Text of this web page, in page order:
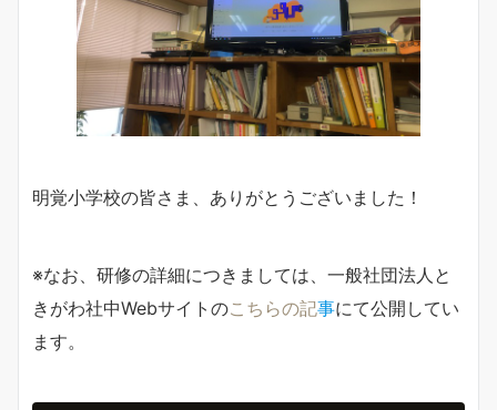
明覚小学校の皆さま、ありがとうございました！
※なお、研修の詳細につきましては、一般社団法人と
きがわ社中Webサイトのこちらの記事にて公開してい
ます。